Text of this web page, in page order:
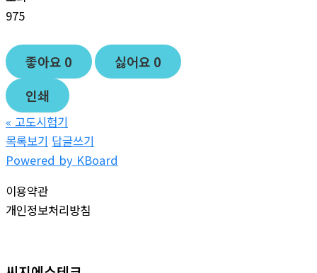
975
좋아요 0 싫어요 0
인쇄
« 고도시험기
목록보기 답글쓰기
Powered by KBoard
이용약관
개인정보처리방침